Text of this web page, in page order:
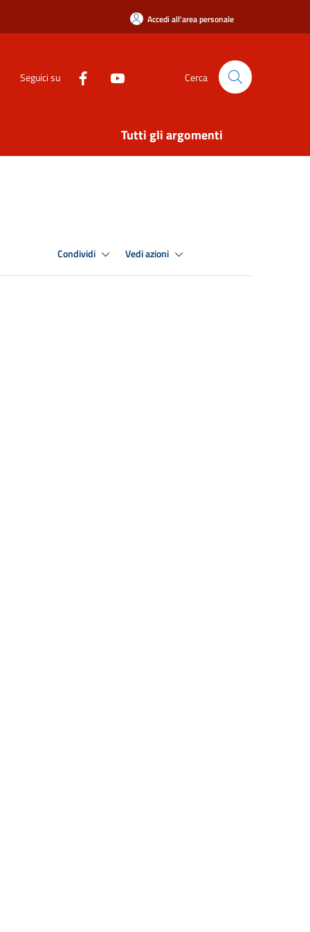
Accedi all'area personale
Seguici su Cerca
Tutti gli argomenti
Condividi Vedi azioni